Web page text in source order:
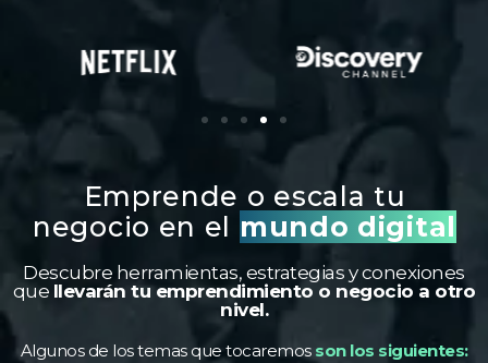
Emprende o escala tu
negocio en el mundo digital
Descubre herramientas, estrategias y conexiones
que llevarán tu emprendimiento o negocio a otro
nivel.
Algunos de los temas que tocaremos son los siguientes: